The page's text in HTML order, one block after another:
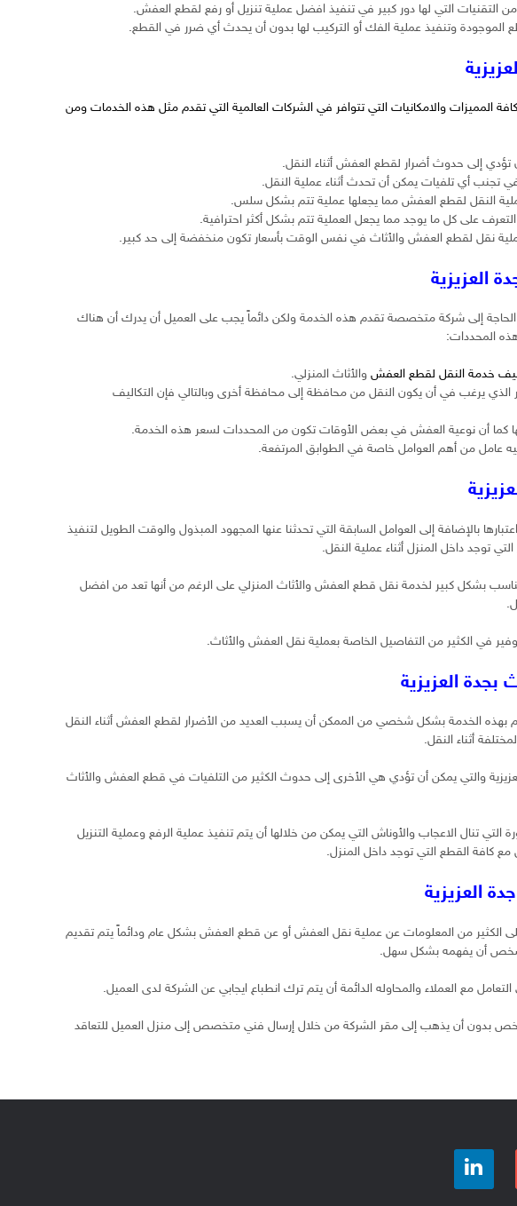
التقنيات التي لها دور كبير في تنفيذ افضل عملية تنزيل أو رفع لقطع العفش.
وتنفيذ عملية الفك أو التركيب لها بدون أن يحدث أي ضرر في القطع.
والامكانيات التي تتوافر في الشركات العالمية التي تقدم مثل هذه الخدمات ومن
إلى حدوث أضرار لقطع العفش أثناء النقل.
تجنب أي تلفيات يمكن أن تحدث أثناء عملية النقل.
النقل لقطع العفش مما يجعلها عملية تتم بشكل سلس.
على كل ما يوجد مما يجعل العملية تتم بشكل أكثر احترافية.
نقل لقطع العفش والأثاث في نفس الوقت بأسعار تكون منخفضة إلى حد كبير.
العزيزية
الحاجة إلى شركة متخصصة تقدم هذه الخدمة ولكن دائماً يجب على العميل أن يدرك أن هناك
المحددات:
خدمة النقل لقطع العفش والأثاث المنزلي.
يرغب في أن يكون النقل من محافظة إلى محافظة أخرى وبالتالي فإن التكاليف
كما أن نوعية العفش في بعض الأوقات تكون من المحددات لسعر هذه الخدمة.
عامل من أهم العوامل خاصة في الطوابق المرتفعة.
بالإضافة إلى العوامل السابقة التي تحدثنا عنها المجهود المبذول والوقت الطويل لتنفيذ
توجد داخل المنزل أثناء عملية النقل.
بشكل كبير لخدمة نقل قطع العفش والأثاث المنزلي على الرغم من أنها تعد من افضل
في الكثير من التفاصيل الخاصة بعملية نقل العفش والأثاث.
بجدة العزيزية
بهذه الخدمة بشكل شخصي من الممكن أن يسبب العديد من الأضرار لقطع العفش أثناء النقل
أثناء النقل.
والتي يمكن أن تؤدي هي الأخرى إلى حدوث الكثير من التلفيات في قطع العفش والأثاث
الاعجاب والأوناش التي يمكن من خلالها أن يتم تنفيذ عملية الرفع وعملية التنزيل
كافة القطع التي توجد داخل المنزل.
العزيزية
من المعلومات عن عملية نقل العفش أو عن قطع العفش بشكل عام ودائماً يتم تقديم
شخص أن يفهمه بشكل سهل.
مع العملاء والمحاوله الدائمة أن يتم ترك انطباع ايجابي عن الشركة لدى العميل.
بدون أن يذهب إلى مقر الشركة من خلال إرسال فني متخصص إلى منزل العميل للتعاقد